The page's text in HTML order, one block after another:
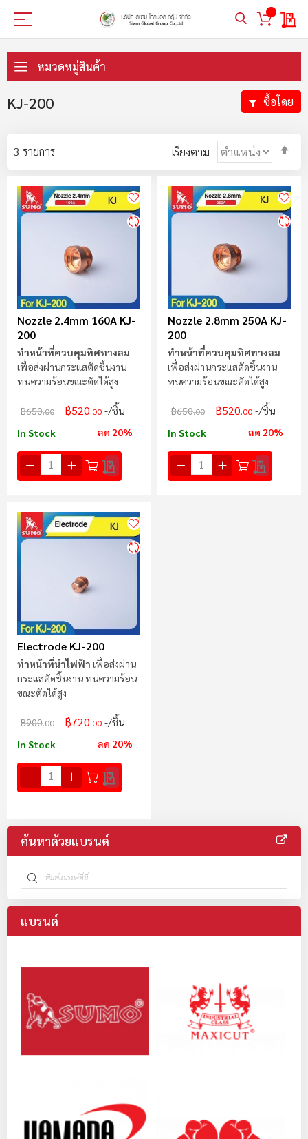
My
ไป
ที่
หมวดหมู่สินค้า
KJ-200
3 รายการ เรียงตาม
Nozzle 2.4mm 160A KJ-
200
ทำหน้าที่ควบคุมทิศทางลม
เพื่อส่งผ่านกระแสตัดชิ้นงาน
ทนความร้อนขณะตัดได้สูง
฿650.00 ฿520.00 /ชิ้น
In Stock ลด 20%
Nozzle 2.8mm 250A KJ-
200
ทำหน้าที่ควบคุมทิศทางลม
เพื่อส่งผ่านกระแสตัดชิ้นงาน
ทนความร้อนขณะตัดได้สูง
฿650.00 ฿520.00 /ชิ้น
In Stock ลด 20%
Electrode KJ-200
ทำหน้าที่นำไฟฟ้า เพื่อส่งผ่าน
กระแสตัดชิ้นงาน ทนความร้อน
ขณะตัดได้สูง
฿900.00 ฿720.00 /ชิ้น
In Stock ลด 20%
ซื้อโดย
ค้นหาด้วยแบรนด์
แบรนด์